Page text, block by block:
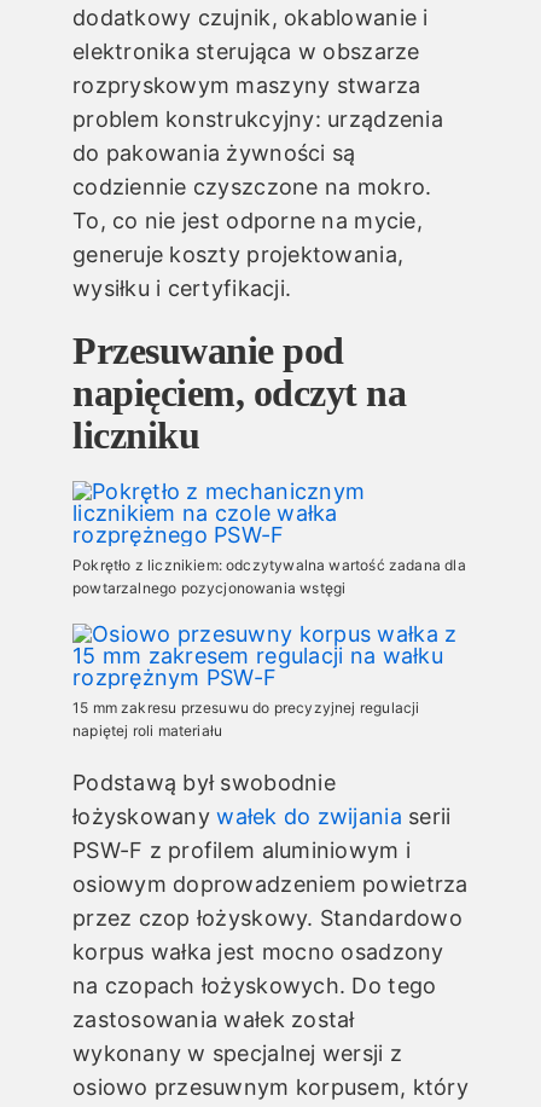
dodatkowy czujnik, okablowanie i
elektronika sterująca w obszarze
rozpryskowym maszyny stwarza
problem konstrukcyjny: urządzenia
do pakowania żywności są
codziennie czyszczone na mokro.
To, co nie jest odporne na mycie,
generuje koszty projektowania,
wysiłku i certyfikacji.
Przesuwanie pod
napięciem, odczyt na
liczniku
Pokrętło z licznikiem: odczytywalna wartość zadana dla
powtarzalnego pozycjonowania wstęgi
15 mm zakresu przesuwu do precyzyjnej regulacji
napiętej roli materiału
Podstawą był swobodnie
łożyskowanywałek do zwijania serii
PSW-F z profilem aluminiowym i
osiowym doprowadzeniem powietrza
przez czop łożyskowy. Standardowo
korpus wałka jest mocno osadzony
na czopach łożyskowych. Do tego
zastosowania wałek został
wykonany w specjalnej wersji z
osiowo przesuwnym korpusem, który